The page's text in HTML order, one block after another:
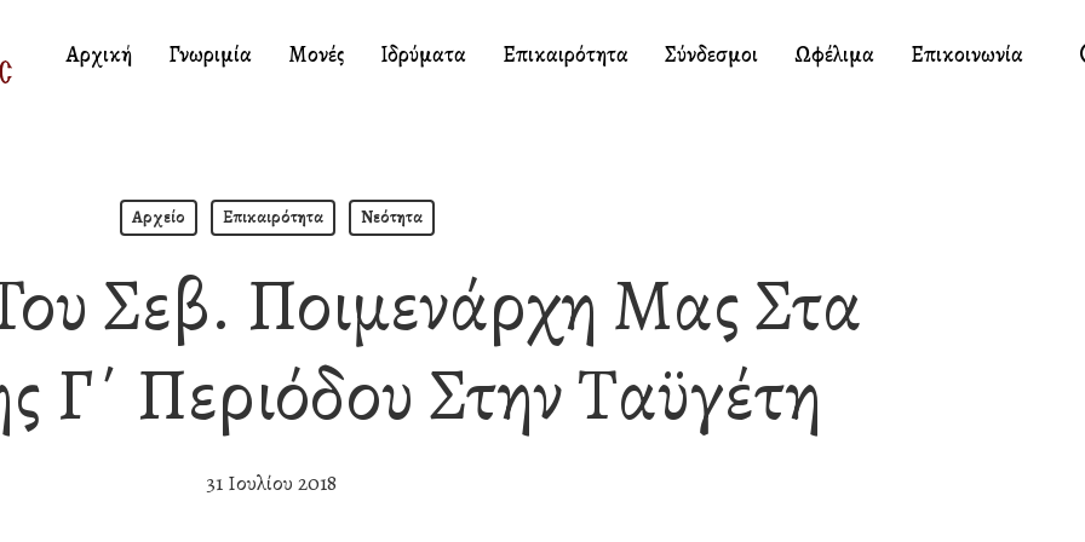
Αρχική Γνωριμία Μονές Ιδρύματα Επικαιρότητα Σύνδεσμοι Ωφέλιμα Επικοινωνία
Αρχείο Επικαιρότητα Νεότητα
Σεβ. Ποιμενάρχη Μας Στα
Γ΄ Περιόδου Στην Ταϋγέτη
31 Ιουλίου 2018